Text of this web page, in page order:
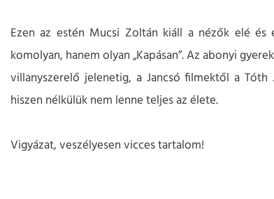
Ezen az estén Mucsi Zoltán kiáll a nézők elé
komolyan, hanem olyan „Kapásan”. Az abonyi
villanyszerelő jelenetig, a Jancsó filmektől a Tóth
hiszen nélkülük nem lenne teljes az élete.
Vigyázat, veszélyesen vicces tartalom!